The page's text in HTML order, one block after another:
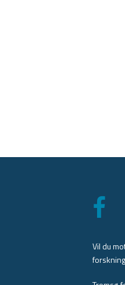
Vil du